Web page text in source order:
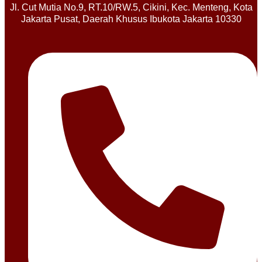
Jl. Cut Mutia No.9, RT.10/RW.5, Cikini, Kec. Menteng, Kota
Jakarta Pusat, Daerah Khusus Ibukota Jakarta 10330